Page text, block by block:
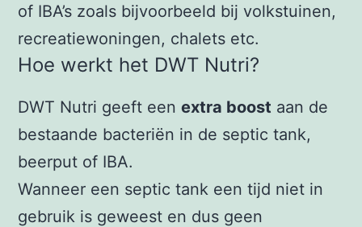
of IBA’s zoals bijvoorbeeld bij volkstuinen,
recreatiewoningen, chalets etc.
Hoe werkt het DWT Nutri?
DWT Nutri geeft eenextra boost aan de
bestaande bacteriën in de septic tank,
beerput of IBA.
Wanneer een septic tank een tijd niet in
gebruik is geweest en dus geen